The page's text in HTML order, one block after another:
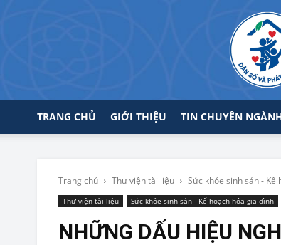
TRANG CHỦ GIỚI THIỆU TIN CHUYÊN
Trang chủ Thư viện tài liệu Sức khỏe sinh sản - Kế
Thư viện tài liệu Sức khỏe sinh sản - Kế hoạch hóa gia đình
NHỮNG DẤU HIỆU